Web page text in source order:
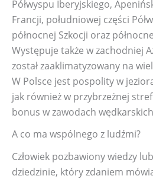
Półwyspu Iberyjskiego,
Francji, południowej części
północnej Szkocji oraz
Występuje także w zachodniej
został zaaklimatyzowany na
W Polsce jest pospolity w
jak również w przybrzeżnej
bonus w zawodach
A co ma wspólnego z ludźmi?
Człowiek pozbawiony wiedzy
dziedzinie, który zdaniem